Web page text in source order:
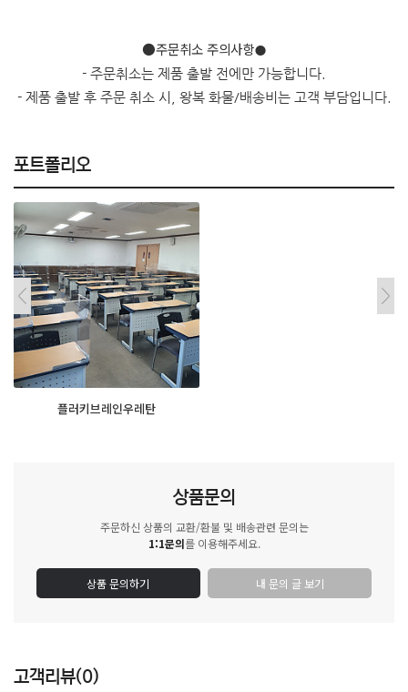
●주문취소 주의사항●
- 주문취소는 제품 출발 전에만 가능합니다.
- 제품 출발 후 주문 취소 시, 왕복 화물/배송비는 고객 부담입니다.
포트폴리오
플러키브레인우레탄
상품문의
주문하신 상품의 교환/환불 및 배송관련 문의는
1:1문의를 이용해주세요.
상품 문의하기 내 문의 글 보기
고객리뷰(0)